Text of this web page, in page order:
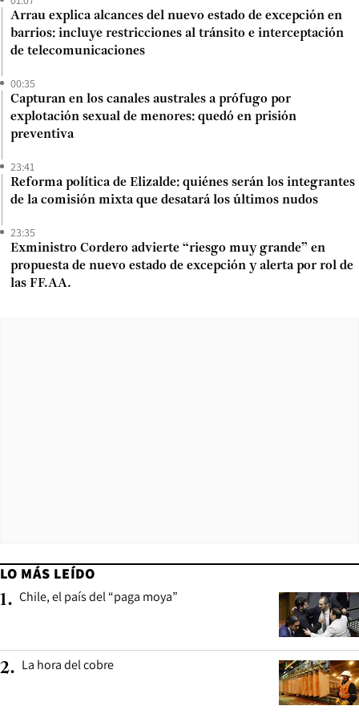
Arrau explica alcances del nuevo estado de excepción en
barrios: incluye restricciones al tránsito e interceptación
de telecomunicaciones
00:35
Capturan en los canales australes a prófugo por
explotación sexual de menores: quedó en prisión
preventiva
23:41
Reforma política de Elizalde: quiénes serán los integrantes
de la comisión mixta que desatará los últimos nudos
23:35
Exministro Cordero advierte “riesgo muy grande” en
propuesta de nuevo estado de excepción y alerta por rol de
las FF.AA.
LO MÁS LEÍDO
1. Chile, el país del “paga moya”
2. La hora del cobre